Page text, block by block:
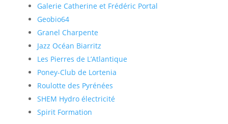
Galerie Catherine et Frédéric Portal
Geobio64
Granel Charpente
Jazz Océan Biarritz
Les Pierres de L’Atlantique
Poney-Club de Lortenia
Roulotte des Pyrénées
SHEM Hydro électricité
Spirit Formation